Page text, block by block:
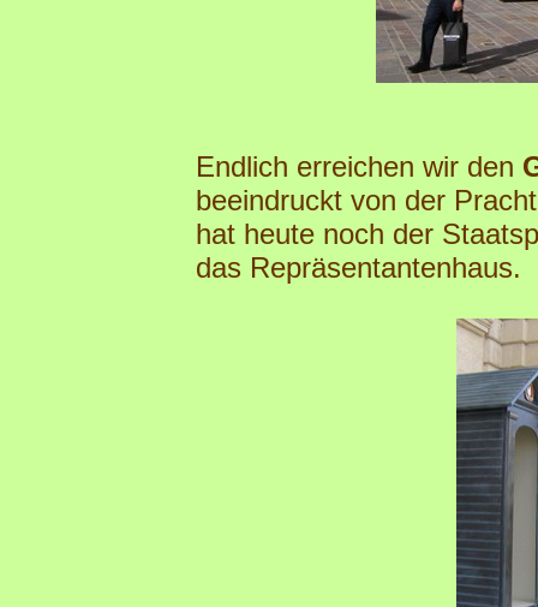
Endlich erreichen wir den
beeindruckt von der
hat heute noch der
das Repräsentantenhaus.